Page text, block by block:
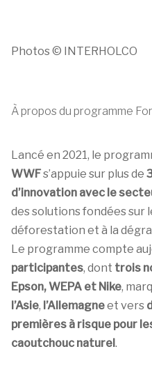
Photos © INTERHOLCO
À propos du programme
Lancé en 2021, le
WWFs’appuie sur plus de
d’innovation avec le
des solutions fondées sur
déforestation et à la
Le programme compte
participantes, dont trois
Epson, WEPA et Nike,
l’Asie, l’Allemagneet vers
premières à risque pour
caoutchouc naturel.